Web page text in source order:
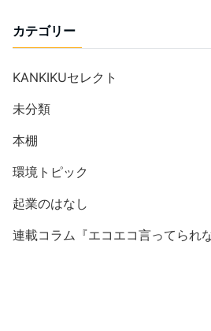
カテゴリー
KANKIKUセレクト
未分類
本棚
環境トピック
起業のはなし
連載コラム『エコエコ言ってられ